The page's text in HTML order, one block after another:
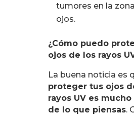
tumores en la
ojos.
¿Cómo puedo
ojos de los rayos
La buena noticia es
proteger tus ojos
rayos UV es
de lo que piensas.